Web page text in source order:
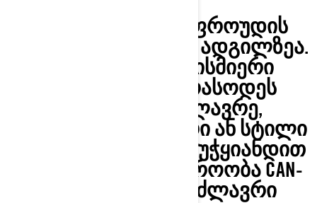
ᲨᲔᲣᲓᲐᲠᲔᲑᲔᲚᲘ ᲝᲤᲠᲝᲣᲓᲘᲡ
ᲞᲔᲠᲤᲝᲠᲛᲐᲜᲡᲘ ᲣᲙᲕᲔ ᲐᲓᲒᲘᲚᲖᲔᲐ.
ᲒᲐᲐᲠᲦᲕᲘᲔᲗ ᲜᲔᲑᲘᲡᲛᲘᲔᲠᲘ
ᲠᲔᲚᲘᲔᲤᲘ ᲓᲐ ᲐᲠᲐᲡᲝᲓᲔᲡ
ᲓᲐᲗᲛᲝᲗ ᲡᲘᲛᲫᲚᲐᲕᲠᲔ,
ᲙᲝᲛᲤᲝᲠᲢᲘ, ᲙᲐᲕᲨᲘᲠᲘ ᲐᲜ ᲡᲢᲘᲚᲘ
. ᲒᲐᲓᲘᲗ ᲒᲐᲠᲔᲗ, ᲒᲐᲭᲣᲭᲧᲘᲐᲜᲓᲘᲗ
ᲓᲐ ᲓᲐᲘᲬᲧᲔᲗ ᲛᲒᲖᲐᲕᲠᲝᲝᲑᲐ CAN-
AM-ᲘᲡ ᲧᲕᲔᲚᲐᲖᲔ ᲛᲫᲚᲐᲕᲠᲘ